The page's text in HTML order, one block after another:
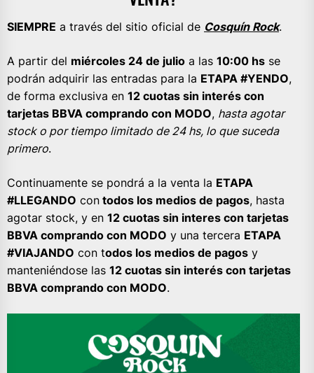
SIEMPRE a través del sitio oficial de Cosquín Rock.
A partir del miércoles 24 de julio a las 10:00 hs se
podrán adquirir las entradas para la ETAPA #YENDO,
de forma exclusiva en 12 cuotas sin interés con
tarjetas BBVA comprando con MODO, hasta agotar
stock o por tiempo limitado de 24 hs, lo que suceda
primero.
Continuamente se pondrá a la venta la ETAPA
#LLEGANDO con todos los medios de pagos, hasta
agotar stock, y en 12 cuotas sin interes con tarjetas
BBVA comprando con MODO y una tercera ETAPA
#VIAJANDO con todos los medios de pagos y
manteniéndose las 12 cuotas sin interés con tarjetas
BBVA comprando con MODO.